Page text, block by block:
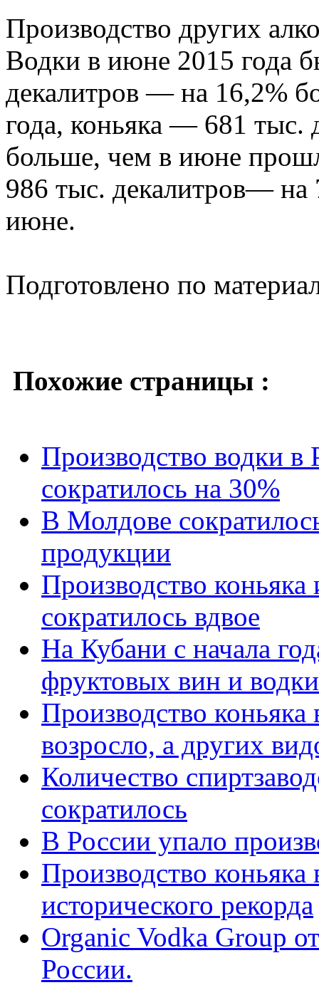
Производство других
Водки в июне 2015 года
декалитров — на 16,2%
года, коньяка — 681 тыс.
больше, чем в июне
986 тыс. декалитров—
июне.
Подготовлено по
Похожие страницы :
Производство водки в
сократилось на 30%
В Молдове
продукции
Производство
сократилось вдвое
На Кубани с начала
фруктовых вин и водки
Производство
возросло, а других
Количество
сократилось
В России упало
Производство коньяка
исторического рекорда
Organic Vodka Group
России.